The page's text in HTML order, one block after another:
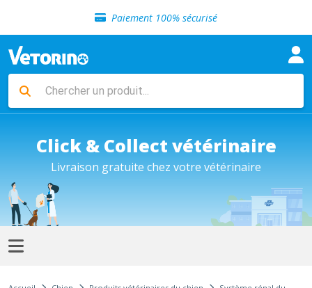
Paiement 100% sécurisé
Livraison gratuite en clinique vétérinaire
Sélection de croquettes vétérinaire
Livraison gratuite en clinique vétérinaire
Retour gratuit en clinique
Click & Collect vétérinaire
Livraison gratuite chez votre vétérinaire